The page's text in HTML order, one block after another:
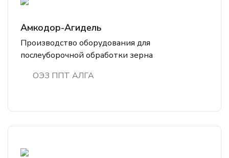
Амкодор-Агидель
Производство оборудования для
послеуборочной обработки зерна
ОЭЗ ППТ АЛГА